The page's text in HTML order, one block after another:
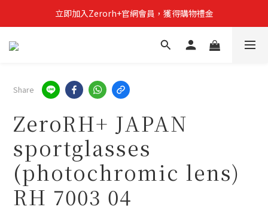
立即加入Zerorh+官網會員，獲得購物禮金
立即加入Zerorh+官網會員，獲得購物禮金
Zerorh+期間限定優惠全館滿15000折1500滿20000折2500
Share
ZeroRH+ JAPAN
sportglasses
(photochromic lens)
RH 7003 04